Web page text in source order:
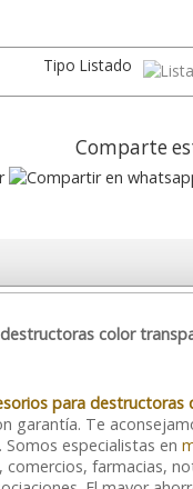
Tipo Listado
Comparte
color
para destructoras
garantía. Te
especialistas en
, comercios, farmacias,
Negro, 12 hjs.
desde:289,95 €